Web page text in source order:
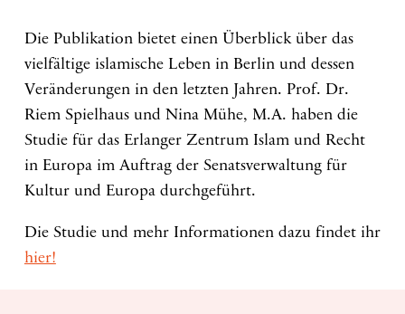
TRANSPARENZ
VERANSTALTUNGEN
PUBLIKATIONEN
SPENDEN
Die Publikation bietet einen Überblick über das
vielfältige islamische Leben in Berlin und dessen
Veränderungen in den letzten Jahren. Prof. Dr.
Riem Spielhaus und Nina Mühe, M.A. haben die
Studie für das Erlanger Zentrum Islam und Recht
in Europa im Auftrag der Senatsverwaltung für
Kultur und Europa durchgeführt.
Die Studie und mehr Informationen dazu findet ihr
hier!